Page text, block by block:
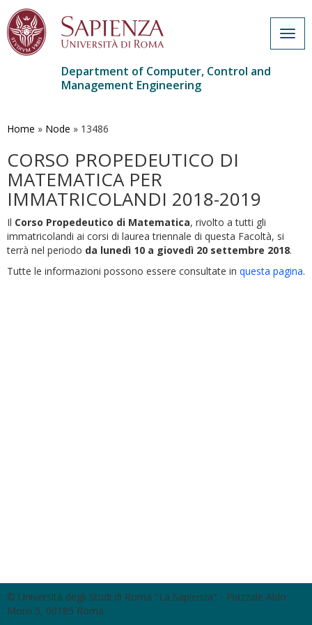
main
Department of Computer, Control and
Management Engineering
Home » Node » 13486
CORSO PROPEDEUTICO DI
MATEMATICA PER
IMMATRICOLANDI 2018-2019
Il Corso Propedeutico di Matematica, rivolto a tutti gli
immatricolandi ai corsi di laurea triennale di questa Facoltà, si
terrà nel periodo da lunedì 10 a giovedì 20 settembre 2018.
Tutte le informazioni possono essere consultate in questa pagina.
© Università degli Studi di Roma "La Sapienza" - Piazzale Aldo
Moro 5, 00185 Roma